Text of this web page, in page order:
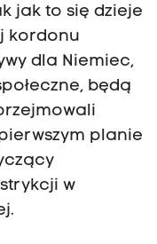
jak to się dzieje
kordonu
dla Niemiec,
będą
planie
w